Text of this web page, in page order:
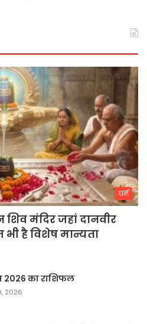
धर्म
शिव मंदिर जहां दानवीर
है विशेष मान्यता
2026 का राशिफल
2026